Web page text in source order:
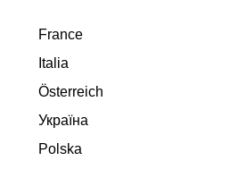
France
Italia
Österreich
Україна
Polska